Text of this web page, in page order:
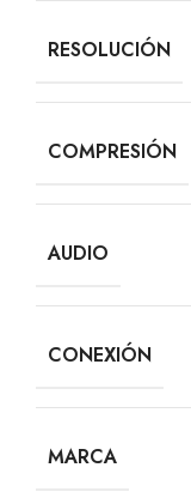
RESOLUCIÓN
COMPRESIÓN
AUDIO
CONEXIÓN
MARCA